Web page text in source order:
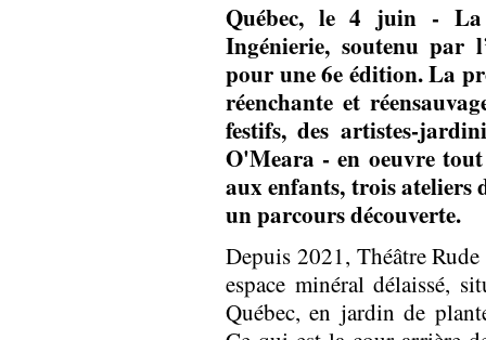
Québec, le 4 juin - La
Ingénierie, soutenu par
pour une 6e édition. La
réenchante et
festifs, des artistes-
O'Meara - en oeuvre
aux enfants, trois ateliers
un parcours découverte.
Depuis 2021, Théâtre
espace minéral délaissé,
Québec, en jardin de